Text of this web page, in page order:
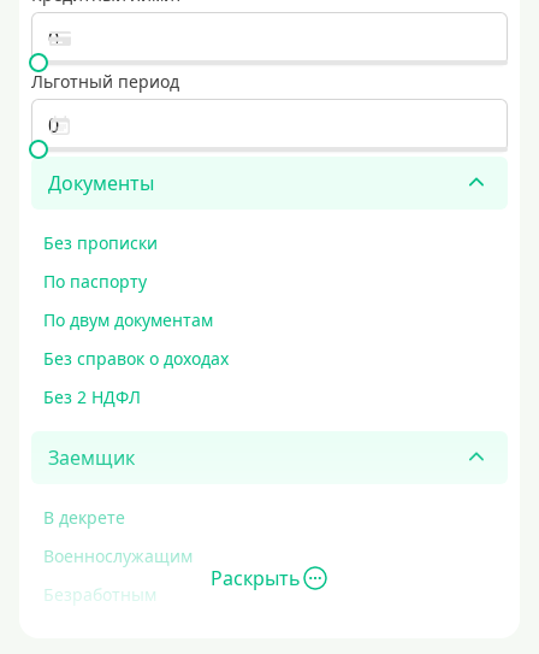
Льготный период
Документы
Без прописки
По паспорту
По двум документам
Без справок о доходах
Без 2 НДФЛ
Заемщик
В декрете
Военнослужащим
Безработным
Раскрыть